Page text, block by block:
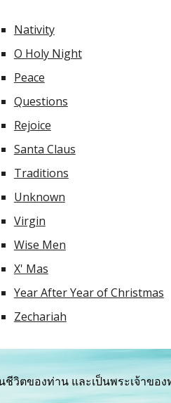
Nativity
O Holy Night
Peace
Questions
Rejoice
Santa Claus
Traditions
Unknown
Virgin
Wise Men
X' Mas
Year After Year of Christmas
Zechariah
วิตของท่าน และเป็นพระเจ้าขอ